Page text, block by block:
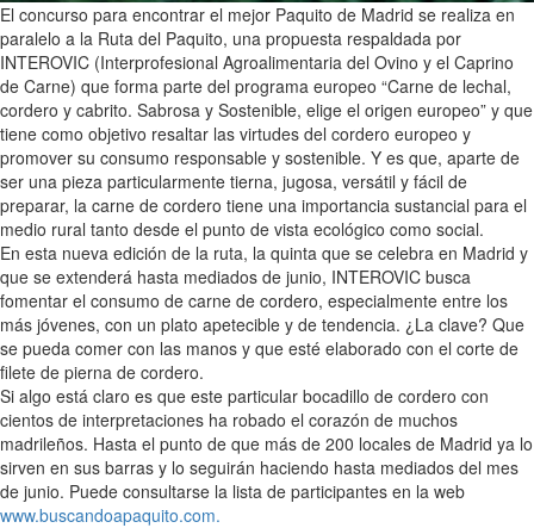
El concurso para encontrar el mejor Paquito de Madrid se realiza en
paralelo a la Ruta del Paquito, una propuesta respaldada por
INTEROVIC (Interprofesional Agroalimentaria del Ovino y el Caprino
de Carne) que forma parte del programa europeo “Carne de lechal,
cordero y cabrito. Sabrosa y Sostenible, elige el origen europeo” y que
tiene como objetivo resaltar las virtudes del cordero europeo y
promover su consumo responsable y sostenible. Y es que, aparte de
ser una pieza particularmente tierna, jugosa, versátil y fácil de
preparar, la carne de cordero tiene una importancia sustancial para el
medio rural tanto desde el punto de vista ecológico como social.
En esta nueva edición de la ruta, la quinta que se celebra en Madrid y
que se extenderá hasta mediados de junio, INTEROVIC busca
fomentar el consumo de carne de cordero, especialmente entre los
más jóvenes, con un plato apetecible y de tendencia. ¿La clave? Que
se pueda comer con las manos y que esté elaborado con el corte de
filete de pierna de cordero.
Si algo está claro es que este particular bocadillo de cordero con
cientos de interpretaciones ha robado el corazón de muchos
madrileños. Hasta el punto de que más de 200 locales de Madrid ya lo
sirven en sus barras y lo seguirán haciendo hasta mediados del mes
de junio. Puede consultarse la lista de participantes en la web
www.buscandoapaquito.com.